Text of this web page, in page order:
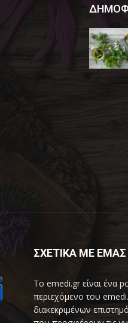
ΣΧΕΤΙΚΑ ΜΕ ΕΜΑΣ
Το emedi.gr είναι ένα
περιεχόμενο του
διακεκριμένων